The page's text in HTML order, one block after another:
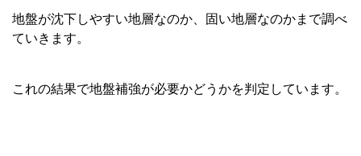
地盤が沈下しやすい地層なのか、固い地層なのかまで調べ
ていきます。
これの結果で地盤補強が必要かどうかを判定しています。